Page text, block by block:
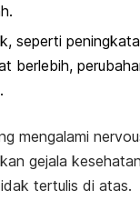
seperti
berlebih,
mengalami
gejala
tertulis di atas.